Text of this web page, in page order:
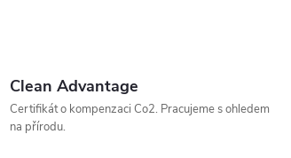
Clean Advantage
Certifikát o kompenzaci Co2. Pracujeme s ohledem
na přírodu.